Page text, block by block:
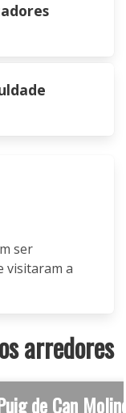
ser
visitaram a
arredores
de Can